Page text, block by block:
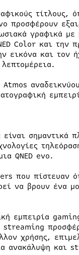
τίτλους,
προσφέρουν
γραφικά με
Color και την
εικόνα και τον
σημαντικά
QNED evo.
που πίστευαν
να βρουν ένα
εμπειρία
χρήσης,
ανακάλυψη και